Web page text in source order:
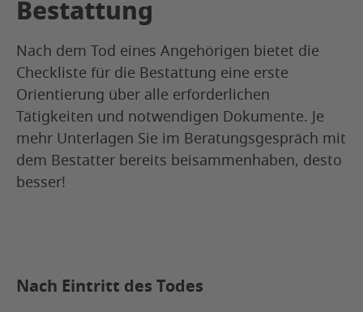
Bestattung
Nach dem Tod eines Angehörigen bietet die
Checkliste für die Bestattung eine erste
Orientierung über alle erforderlichen
Tätigkeiten und notwendigen Dokumente. Je
mehr Unterlagen Sie im Beratungsgespräch mit
dem Bestatter bereits beisammenhaben, desto
besser!
Nach Eintritt des Todes